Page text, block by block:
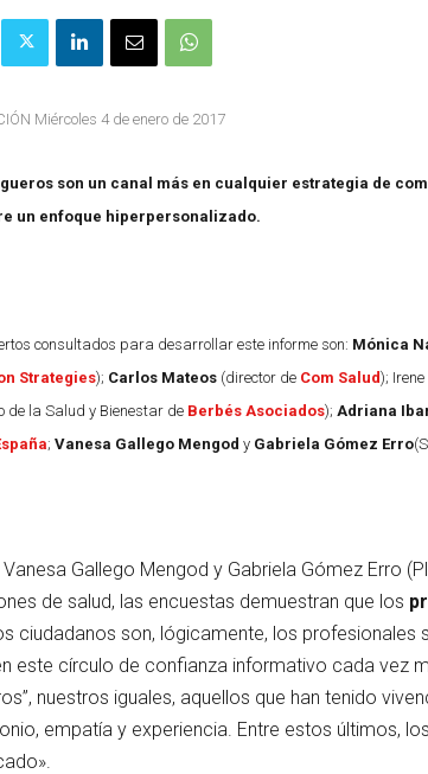
Miércoles 4 de enero de 2017
son un canal más en cualquier estrategia de
un enfoque hiperpersonalizado.
consultados para desarrollar este informe son: Mónica
Strategies); Carlos Mateos (director de Com Salud);
de la Salud y Bienestar de Berbés Asociados); Adriana
; Vanesa Gallego Mengod y Gabriela Gómez Erro
Vanesa Gallego Mengod y Gabriela Gómez Erro
de salud, las encuestas demuestran que los
ciudadanos son, lógicamente, los profesionales
este círculo de confianza informativo cada vez
nuestros iguales, aquellos que han tenido
empatía y experiencia. Entre estos últimos,